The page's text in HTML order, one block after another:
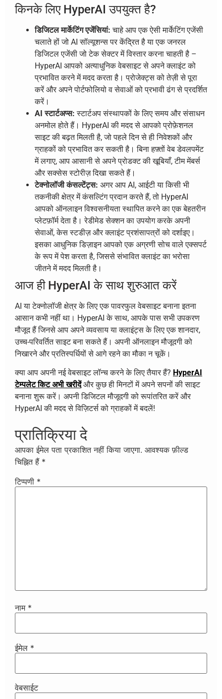
किनके लिए HyperAI उपयुक्त है?
डिजिटल मार्केटिंग एजेंसियां: चाहे आप एक ऐसी मार्केटिंग एजेंसी
चलाते हों जो AI सॉल्यूशन्स पर केंद्रित है या एक जनरल
डिजिटल एजेंसी जो टेक सेक्टर में विस्तार करना चाहती है –
HyperAI आपको अत्याधुनिक वेबसाइट से अपने क्लाइंट को
प्रभावित करने में मदद करता है। प्रोजेक्ट्स को तेज़ी से पूरा
करें और अपने पोर्टफोलियो व सेवाओं को प्रभावी ढंग से प्रदर्शित
करें।
AI स्टार्टअप्स: स्टार्टअप संस्थापकों के लिए समय और संसाधन
अनमोल होते हैं। HyperAI की मदद से आपको प्रोफ़ेशनल
साइट की बढ़त मिलती है, जो पहले दिन से ही निवेशकों और
ग्राहकों को प्रभावित कर सकती है। बिना हफ़्तों वेब डेवलपमेंट
में लगाए, आप आसानी से अपने प्रोडक्ट की खूबियाँ, टीम मेंबर्स
और सक्सेस स्टोरीज़ दिखा सकते हैं।
टेक्नोलॉजी कंसल्टेंट्स: अगर आप AI, आईटी या किसी भी
तकनीकी क्षेत्र में कंसल्टिंग प्रदान करते हैं, तो HyperAI
आपको ऑनलाइन विश्वसनीयता स्थापित करने का एक बेहतरीन
प्लेटफ़ॉर्म देता है। रेडीमेड सेक्शन का उपयोग करके अपनी
सेवाओं, केस स्टडीज़ और क्लाइंट प्रशंसापत्रों को दर्शाइए।
इसका आधुनिक डिज़ाइन आपको एक अग्रणी सोच वाले एक्सपर्ट
के रूप में पेश करता है, जिससे संभावित क्लाइंट का भरोसा
जीतने में मदद मिलती है।
आज ही HyperAI के साथ शुरुआत करें
AI या टेक्नोलॉजी क्षेत्र के लिए एक पावरफुल वेबसाइट बनाना इतना
आसान कभी नहीं था। HyperAI के साथ, आपके पास सभी उपकरण
मौजूद हैं जिनसे आप अपने व्यवसाय या क्लाइंट्स के लिए एक शानदार,
उच्च-परिवर्तित साइट बना सकते हैं। अपनी ऑनलाइन मौजूदगी को
निखारने और प्रतिस्पर्धियों से आगे रहने का मौका न चूकें।
क्या आप अपनी नई वेबसाइट लॉन्च करने के लिए तैयार हैं? HyperAI
टेम्पलेट किट अभी खरीदेंऔर कुछ ही मिनटों में अपने सपनों की साइट
बनाना शुरू करें। अपनी डिजिटल मौजूदगी को रूपांतरित करें और
HyperAI की मदद से विज़िटर्स को ग्राहकों में बदलें!
प्रातिक्रिया दे
आपका ईमेल पता प्रकाशित नहीं किया जाएगा. आवश्यक फ़ील्ड
चिह्नित हैं *
टिप्पणी *
नाम *
ईमेल *
वेबसाईट